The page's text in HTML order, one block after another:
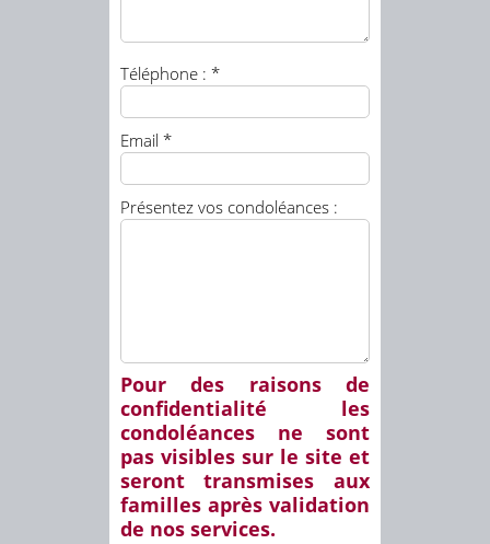
Téléphone : *
Email *
Présentez vos condoléances :
Pour des raisons de
confidentialité les
condoléances ne sont
pas visibles sur le site et
seront transmises aux
familles après validation
de nos services.